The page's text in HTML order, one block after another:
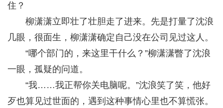
住？
柳潇潇立即壮了壮胆走了进来。先是打量了沈浪
几眼，很面生，柳潇潇确定自己没在公司见过这人。
“哪个部门的，来这里干什么？”柳潇潇瞥了沈浪
一眼，孤疑的问道。
“我……我正帮你关电脑呢。”沈浪笑了笑，他好
歹也算见过世面的，遇到这种事情心里也不算慌张。